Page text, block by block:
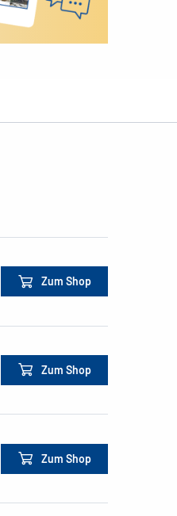
Zum Shop
Zum Shop
Zum Shop